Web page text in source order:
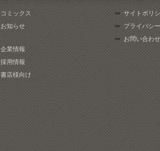
コミックス
お知らせ
企業情報
採用情報
書店様向け
サイトポリ
プライバシ
お問い合わせ